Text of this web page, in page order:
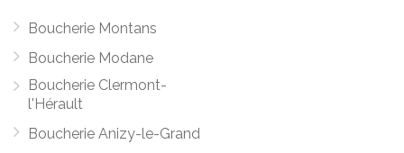
Boucherie Montans
Boucherie Modane
Boucherie Clermont-
l'Hérault
Boucherie Anizy-le-Grand